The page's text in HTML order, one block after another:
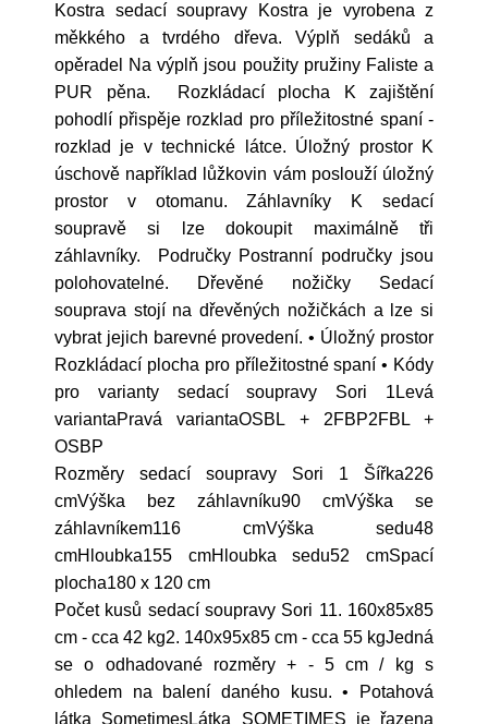
Kostra sedací soupravy Kostra je vyrobena z
měkkého a tvrdého dřeva. Výplň sedáků a
opěradel Na výplň jsou použity pružiny Faliste a
PUR pěna. Rozkládací plocha K zajištění
pohodlí přispěje rozklad pro příležitostné spaní -
rozklad je v technické látce. Úložný prostor K
úschově například lůžkovin vám poslouží úložný
prostor v otomanu. Záhlavníky K sedací
soupravě si lze dokoupit maximálně tři
záhlavníky. Područky Postranní područky jsou
polohovatelné. Dřevěné nožičky Sedací
souprava stojí na dřevěných nožičkách a lze si
vybrat jejich barevné provedení. • Úložný prostor
Rozkládací plocha pro příležitostné spaní • Kódy
pro varianty sedací soupravy Sori 1Levá
variantaPravá variantaOSBL + 2FBP2FBL +
OSBP
Rozměry sedací soupravy Sori 1 Šířka226
cmVýška bez záhlavníku90 cmVýška se
záhlavníkem116 cmVýška sedu48
cmHloubka155 cmHloubka sedu52 cmSpací
plocha180 x 120 cm
Počet kusů sedací soupravy Sori 11. 160x85x85
cm - cca 42 kg2. 140x95x85 cm - cca 55 kgJedná
se o odhadované rozměry + - 5 cm / kg s
ohledem na balení daného kusu. • Potahová
látka SometimesLátka SOMETIMES je řazena